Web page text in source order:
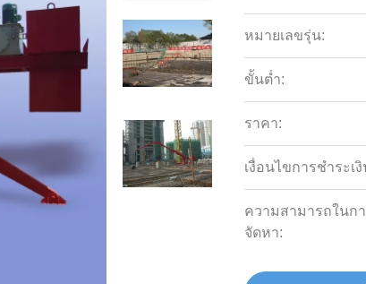
หมายเลขรุ่น:
ขั้นต่ำ:
ราคา:
เงื่อนไขการชำระเงิ
ความสามารถในก
จัดหา: